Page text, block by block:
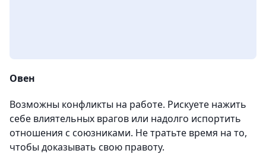
Овен
Возможны конфликты на работе. Рискуете нажить
себе влиятельных врагов или надолго испортить
отношения с союзниками. Не тратьте время на то,
чтобы доказывать свою правоту.